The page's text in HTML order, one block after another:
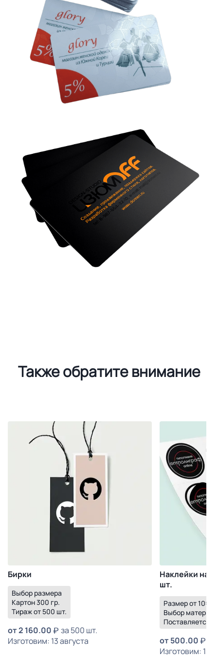
Также обратите внимание
Бирки
Выбор размера
Картон 300 гр.
Тираж от 500 шт.
от2 160.00
за 500 шт.
Изготовим: 13 августа
Наклейки на
шт.
Размер от
Выбор
Поставляется в
от 500.00
Изготовим: 13